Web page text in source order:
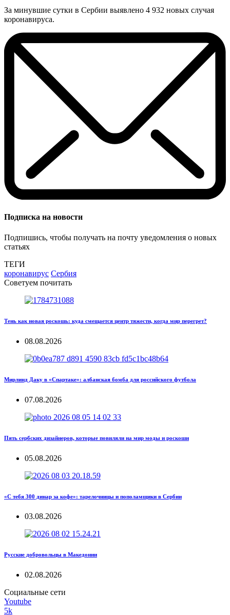
За минувшие сутки в Сербии выявлено 4 932 новых случая
коронавируса.
Подписка на новости
Подпишись, чтобы получать на почту уведомления о новых
статьях
ТЕГИ
коронавирус Сербия
Советуем почитать
Тень как новая роскошь: куда смещается центр тяжести, когда мир перегрет?
08.08.2026
Мирлинд Даку в «Спартаке»: албанская бомба для российского футбола
07.08.2026
Пять сербских дизайнеров, которые повиляли на мир моды и роскоши
05.08.2026
«С тебя 300 динар за кофе»: тарелочницы и пополамщики в Сербии
03.08.2026
Русские добровольцы в Македонии
02.08.2026
Социальные сети
Youtube
5k